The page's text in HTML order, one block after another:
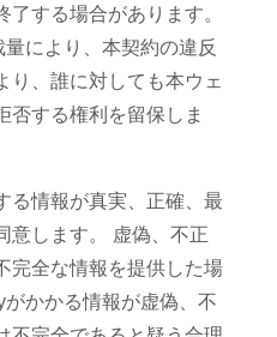
了する場合があります。
により、本契約の違反
り、誰に対しても本ウェ
否する権利を留保しま
る情報が真実、正確、最
意します。 虚偽、不正
完全な情報を提供した場
かかる情報が虚偽、不